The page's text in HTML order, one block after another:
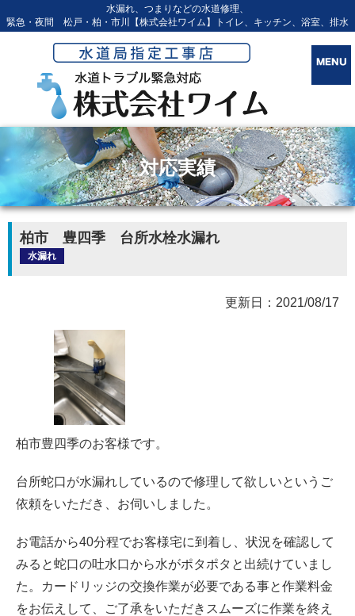
水漏れ、つまりなどの水道修理、
緊急・夜間 松戸・柏・市川【株式会社ワイム】トイレ、キッチン、浴室、排水
対応実績
柏市 豊四季 台所水栓水漏れ
水漏れ
更新日：2021/08/17
柏市豊四季のお客様です。
台所蛇口が水漏れしているので修理して欲しいというご
依頼をいただき、お伺いしました。
お電話から40分程でお客様宅に到着し、状況を確認して
みると蛇口の吐水口から水がポタポタと出続けていまし
た。カードリッジの交換作業が必要である事と作業料金
をお伝えして、ご了承をいただきスムーズに作業を終え